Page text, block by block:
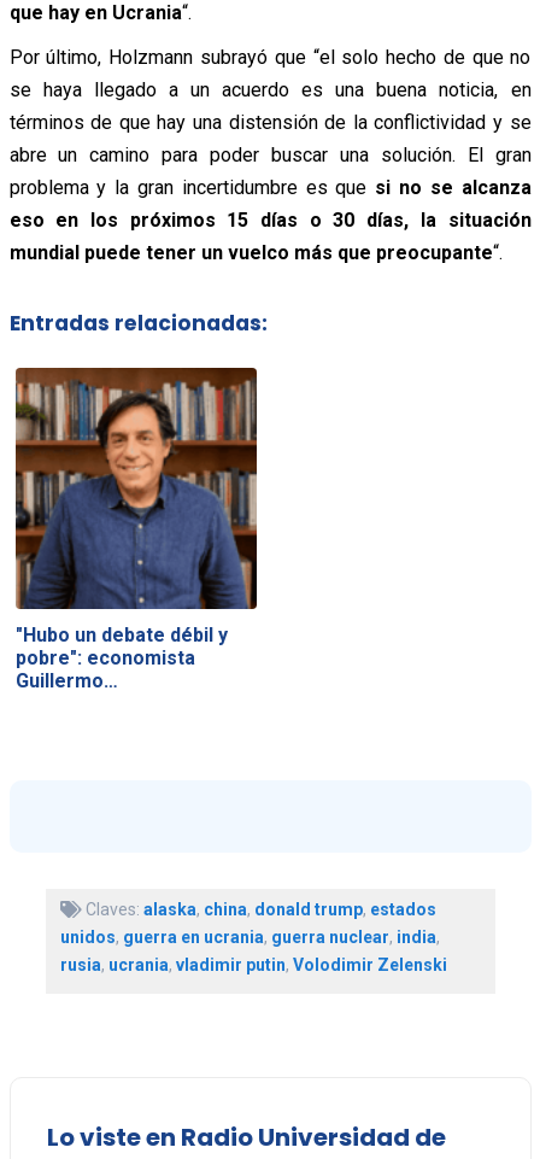
que hay en Ucrania“.
Por último, Holzmann subrayó que “el solo hecho de que no
se haya llegado a un acuerdo es una buena noticia, en
términos de que hay una distensión de la conflictividad y se
abre un camino para poder buscar una solución. El gran
problema y la gran incertidumbre es que si no se alcanza
eso en los próximos 15 días o 30 días, la situación
mundial puede tener un vuelco más que preocupante“.
Entradas relacionadas:
"Hubo un debate débil y
pobre": economista
Guillermo…
Claves: alaska, china, donald trump, estados
unidos, guerra en ucrania, guerra nuclear, india,
rusia, ucrania, vladimir putin, Volodimir Zelenski
Lo viste en Radio Universidad de